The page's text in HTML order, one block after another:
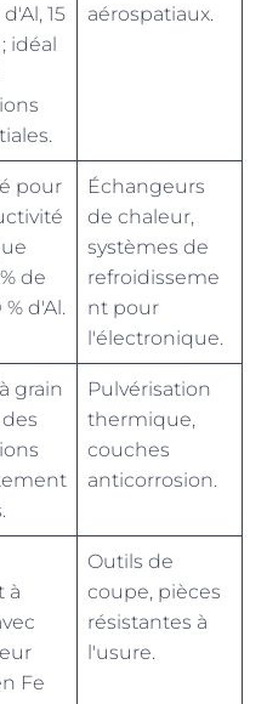
15
idéal
aérospatiaux.
pour
de
d'Al.
Échangeurs
de chaleur,
systèmes de
refroidisseme
nt pour
l'électronique.
grain
Pulvérisation
thermique,
couches
anticorrosion.
à
Fe
Outils de
coupe, pièces
résistantes à
l'usure.